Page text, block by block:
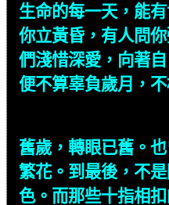
生命的每一天，能
你立黃昏，有人問
們淺惜深愛，向著
便不算辜負歲月，
舊歲，轉眼已舊。
繁花。到最後，不
色。而那些十指相